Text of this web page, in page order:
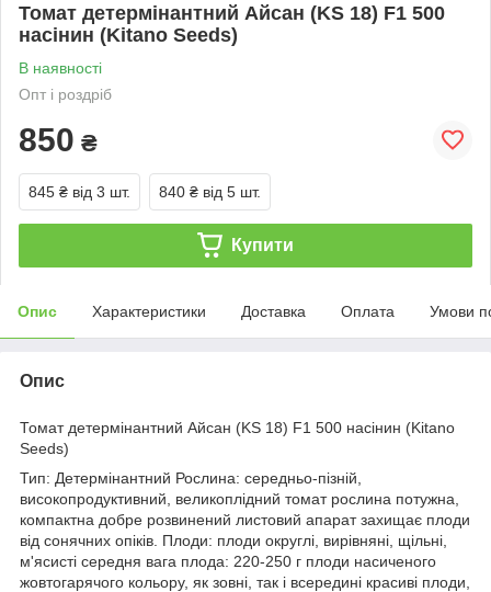
Томат детермінантний Айсан (KS 18) F1 500
насінин (Kitano Seeds)
В наявності
Опт і роздріб
850 ₴
845 ₴ від 3 шт. 840 ₴ від 5 шт.
Купити
Опис Характеристики Доставка Оплата Умови
Опис
Томат детермінантний Айсан (KS 18) F1 500 насінин (Kitano
Seeds)
Тип: Детермінантний Рослина: середньо-пізній,
високопродуктивний, великоплідний томат рослина потужна,
компактна добре розвинений листовий апарат захищає плоди
від сонячних опіків. Плоди: плоди округлі, вирівняні, щільні,
м'ясисті середня вага плода: 220-250 г плоди насиченого
жовтогарячого кольору, як зовні, так і всередині красиві плоди,